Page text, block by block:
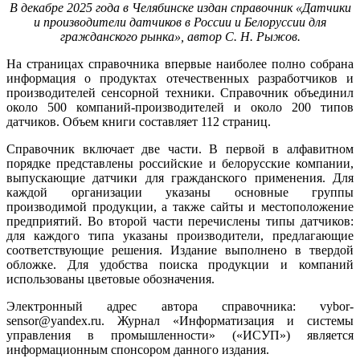
В декабре 2025 года в Челябинске издан справочник «Датчики
и производители датчиков в России и Белоруссии для
гражданского рынка», автор С. Н. Рыжов.
На страницах справочника впервые наиболее полно собрана
информация о продуктах отечественных разработчиков и
производителей сенсорной техники. Справочник объединил
около 500 компаний-производителей и около 200 типов
датчиков. Объем книги составляет 112 страниц.
Справочник включает две части. В первой в алфавитном
порядке представлены российские и белорусские компании,
выпускающие датчики для гражданского применения. Для
каждой организации указаны основные группы
производимой продукции, а также сайты и местоположение
предприятий. Во второй части перечислены ти­пы датчиков:
для каждого типа указаны производители, предлагающие
соответствующие решения. Издание выполнено в твердой
обложке. Для удобства поиска продукции и компаний
использованы цветовые обозначения.
Электронный адрес автора справочника: vybor-
sensor@yandex.ru. Журнал «Информатизация и системы
управления в промышленности» («ИСУП») является
информационным спонсором данного издания.